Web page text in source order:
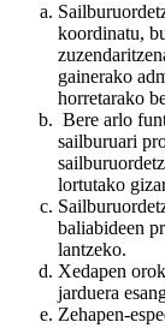
koordinatu,
gainerako
horretarako
Bere arlo
sailburuari
lortutako
baliabideen
lantzeko.
Xedapen
jarduera
Zehapen-